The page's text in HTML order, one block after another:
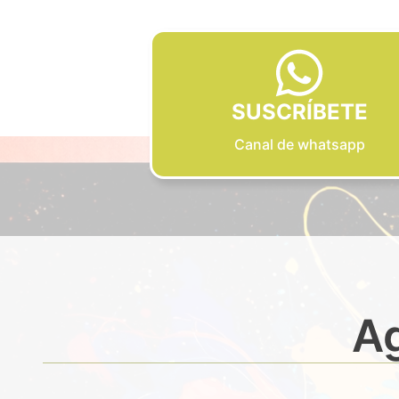
SUSCRÍBETE
Canal de whatsapp